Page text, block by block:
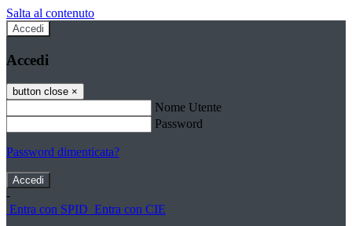
Salta al contenuto
Accedi
Accedi
button close ×
Nome Utente
Password
Password dimenticata?
-
Entra con SPID Entra con CIE